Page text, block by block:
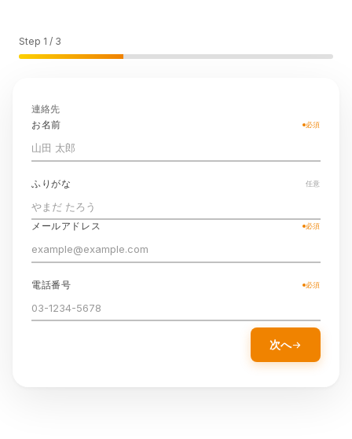
Step 1 / 3
連絡先
お名前
必須
ふりがな 任意
メールアドレス 必須
電話番号 必須
次へ